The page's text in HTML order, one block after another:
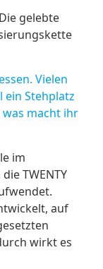
gelebte
Vielen
ein Stehplatz
was macht ihr
im
TWENTY
auf
wirkt es